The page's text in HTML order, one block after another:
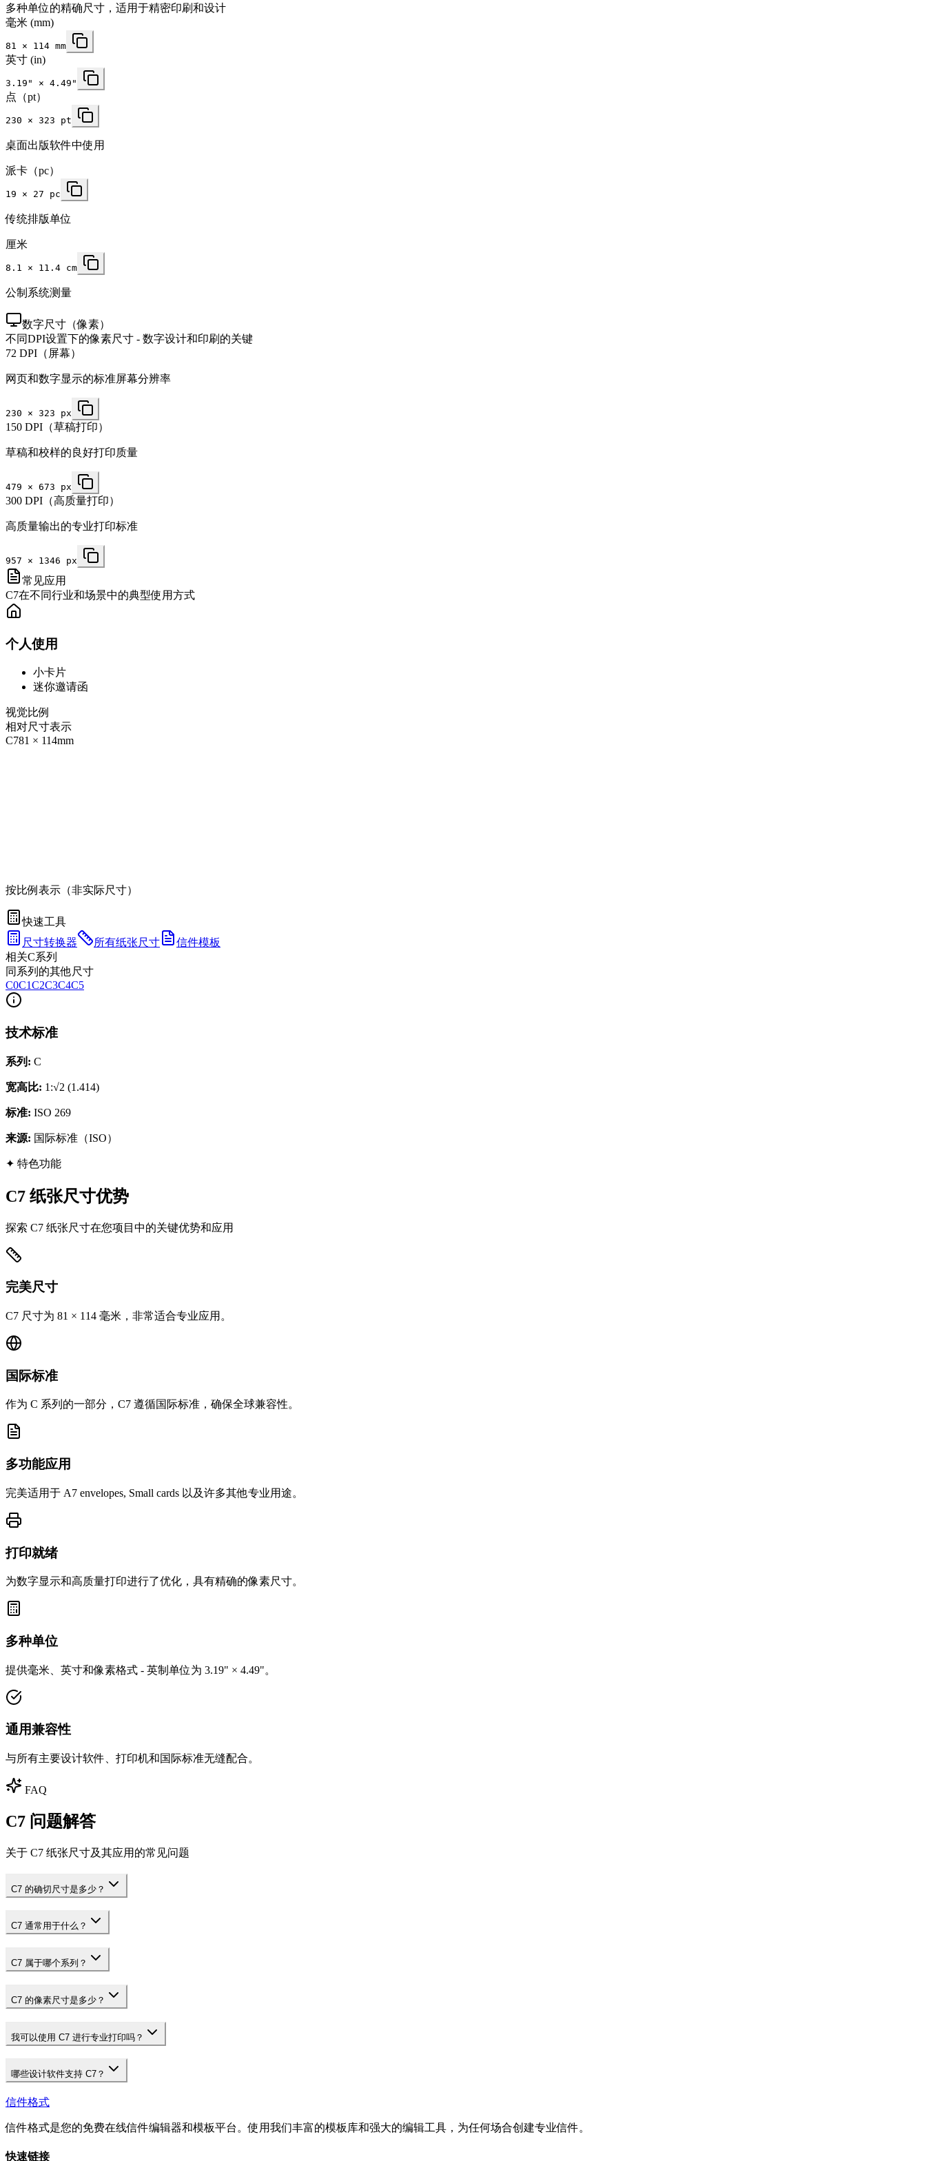
多种单位的精确尺寸，适用于精密印刷和设计
毫米 (mm)
81 × 114 mm
英寸 (in)
3.19 " × 4.49 "
点（pt）
230 × 323 pt
桌面出版软件中使用
派卡（pc）
19 × 27 pc
传统排版单位
厘米
8.1 × 11.4 cm
公制系统测量
数字尺寸（像素）
不同DPI设置下的像素尺寸 - 数字设计和印刷的关键
72 DPI（屏幕）
网页和数字显示的标准屏幕分辨率
230 × 323 px
150 DPI（草稿打印）
草稿和校样的良好打印质量
479 × 673 px
300 DPI（高质量打印）
高质量输出的专业打印标准
957 × 1346 px
常见应用
C7在不同行业和场景中的典型使用方式
个人使用
小卡片
迷你邀请函
视觉比例
相对尺寸表示
C781 × 114mm
按比例表示（非实际尺寸）
快速工具
尺寸转换器
所有纸张尺寸
信件模板
相关C系列
同系列的其他尺寸
C0C1C2C3C4C5
技术标准
系列 : C
宽高比: 1:√2 (1.414)
标准: ISO 269
来源: 国际标准（ISO）
✦ 特色功能
C7 纸张尺寸优势
探索 C7 纸张尺寸在您项目中的关键优势和应用
完美尺寸
C7 尺寸为 81 × 114 毫米，非常适合专业应用。
国际标准
作为 C 系列的一部分，C7 遵循国际标准，确保全球兼容性。
多功能应用
完美适用于 A7 envelopes, Small cards 以及许多其他专业用途。
打印就绪
为数字显示和高质量打印进行了优化，具有精确的像素尺寸。
多种单位
提供毫米、英寸和像素格式 - 英制单位为 3.19" × 4.49"。
通用兼容性
与所有主要设计软件、打印机和国际标准无缝配合。
FAQ
C7 问题解答
关于 C7 纸张尺寸及其应用的常见问题
C7 的确切尺寸是多少？
C7 通常用于什么？
C7 属于哪个系列？
C7 的像素尺寸是多少？
我可以使用 C7 进行专业打印吗？
哪些设计软件支持 C7？
信件格式
信件格式是您的免费在线信件编辑器和模板平台。使用我们丰富的模板库和强大的编辑工具，为任何场合创建专业信件。
快速链接